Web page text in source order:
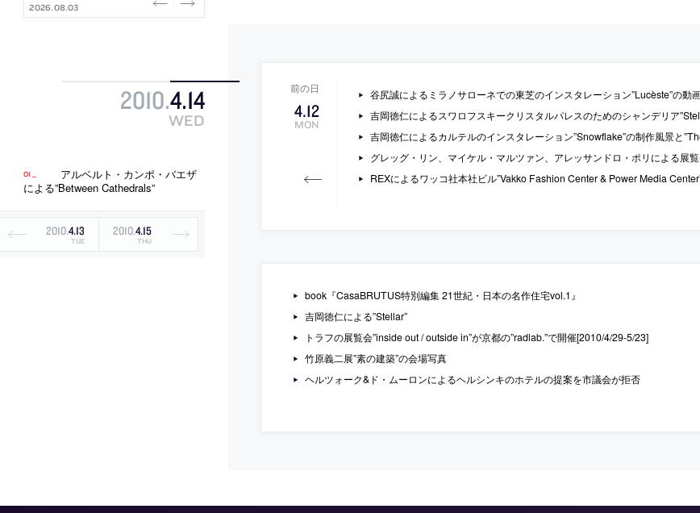
2026.08.03
2026.08.03
2026.07.31
2026.07.30
2026.07.29
2010.4.14
WED
アルベルト・カンポ・バエザ
による”Between Cathedrals”
2010.4.13
TUE
2010.4.15
THU
4.12
MON
谷尻誠によるミラノサローネでの東芝のインスタレーション”Lucèste”の動
吉岡徳仁によるスワロフスキークリスタルパレスのためのシャンデリア
吉岡徳仁によるカルテルのインスタレーション”Snowflake”の制作風景と
グレッグ・リン、マイケル・マルツァン、アレッサンドロ・ポリによる展
REXによるワッコ社本社ビル”Vakko Fashion Center & Power Media
book『CasaBRUTUS特別編集 21世紀・日本の名作住宅vol.1』
吉岡徳仁による”Stellar”
トラフの展覧会”inside out / outside in”が京都の”radlab.”で開催[2010/4/29-5/23]
竹原義二展”素の建築”の会場写真
ヘルツォーク&ド・ムーロンによるヘルシンキのホテルの提案を市議会が拒否